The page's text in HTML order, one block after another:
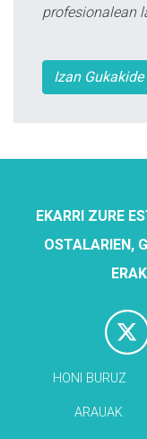
profesionalean
Izan Gukakide
EKARRI ZURE
OSTALARIEN,
HONI BURUZ
ARAUAK